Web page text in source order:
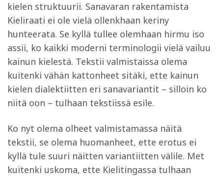
kielen struktuurii. Sanavaran rakentamista
Kieliraati ei ole vielä ollenkhaan keriny
hunteerata. Se kyllä tullee olemhaan hirmu iso
assii, ko kaikki moderni terminologii vielä vailuu
kainun kielestä. Tekstii valmistaissa olema
kuitenki vähän kattonheet sitäki, ette kainun
kielen dialektiitten eri sanavariantit – silloin ko
niitä oon – tulhaan tekstiissä esile.
Ko nyt olema olheet valmistamassa näitä
tekstii, se olema huomanheet, ette erotus ei
kyllä tule suuri näitten variantiitten välile. Met
kuitenki uskoma, ette Kielitingassa tulhaan